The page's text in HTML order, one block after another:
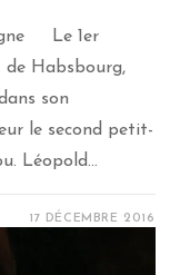
Le 1er
de Habsbourg,
son
le second petit-
Léopold…
17 DÉCEMBRE 2016